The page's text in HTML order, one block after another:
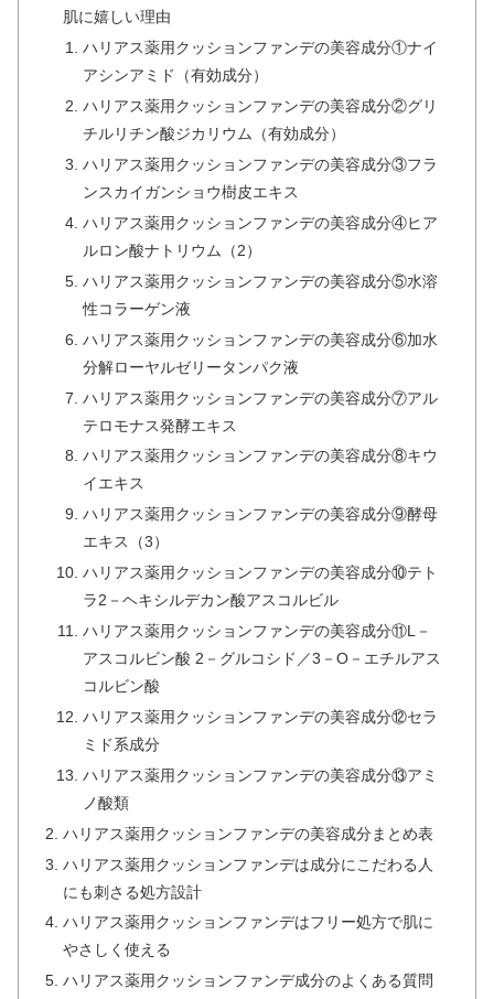
肌に嬉しい理由
ハリアス薬用クッションファンデの美容成分①ナイ
アシンアミド（有効成分）
ハリアス薬用クッションファンデの美容成分②グリ
チルリチン酸ジカリウム（有効成分）
ハリアス薬用クッションファンデの美容成分③フラ
ンスカイガンショウ樹皮エキス
ハリアス薬用クッションファンデの美容成分④ヒア
ルロン酸ナトリウム（2）
ハリアス薬用クッションファンデの美容成分⑤水溶
性コラーゲン液
ハリアス薬用クッションファンデの美容成分⑥加水
分解ローヤルゼリータンパク液
ハリアス薬用クッションファンデの美容成分⑦アル
テロモナス発酵エキス
ハリアス薬用クッションファンデの美容成分⑧キウ
イエキス
ハリアス薬用クッションファンデの美容成分⑨酵母
エキス（3）
ハリアス薬用クッションファンデの美容成分⑩テト
ラ2－ヘキシルデカン酸アスコルビル
ハリアス薬用クッションファンデの美容成分⑪L－
アスコルビン酸 2－グルコシド／3－O－エチルアス
コルビン酸
ハリアス薬用クッションファンデの美容成分⑫セラ
ミド系成分
ハリアス薬用クッションファンデの美容成分⑬アミ
ノ酸類
ハリアス薬用クッションファンデの美容成分まとめ表
ハリアス薬用クッションファンデは成分にこだわる人
にも刺さる処方設計
ハリアス薬用クッションファンデはフリー処方で肌に
やさしく使える
ハリアス薬用クッションファンデ成分のよくある質問